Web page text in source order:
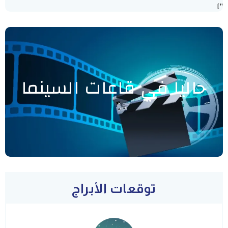
"]
حاليا في قاعات السينما
توقعات الأبراج